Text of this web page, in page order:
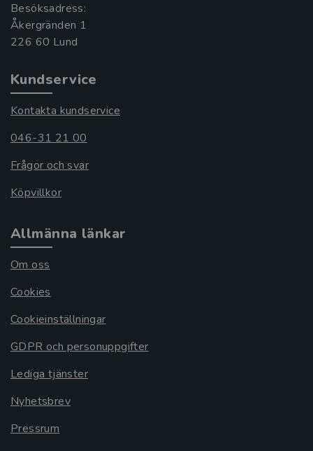
Besöksadress:
Åkergränden 1
Kundservice
Kontakta kundservice
046-31 21 00
Frågor och svar
Köpvillkor
Allmänna länkar
Om oss
Cookies
Cookieinställningar
GDPR och personuppgifter
Lediga tjänster
Nyhetsbrev
Pressrum